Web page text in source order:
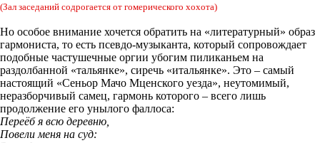
(Зал заседаний содрогается от гомерического хохота)
Но особое внимание хочется обратить на «литературный» образ
гармониста, то есть псевдо-музыканта, который сопровождает
подобные частушечные оргии убогим пиликаньем на
раздолбанной «тальянке», сиречь «итальянке». Это – самый
настоящий «Сеньор Мачо Мценского уезда», неутомимый,
неразборчивый самец, гармонь которого – всего лишь
продолжение его унылого фаллоса:
Переёб я всю деревню,
Повели меня на суд: